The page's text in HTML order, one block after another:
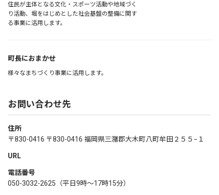
住民が主体となる文化・スポーツ活動や地域づく
り活動、堀をはじめとした社会基盤の整備に関す
る事業に活用します。
町長におまかせ
様々なまちづくり事業に活用します。
お問い合わせ先
住所
〒830-0416 〒830-0416 福岡県三潴郡大木町八町牟田２５５−１
URL
電話番号
050-3032-2625（平日9時〜17時15分）